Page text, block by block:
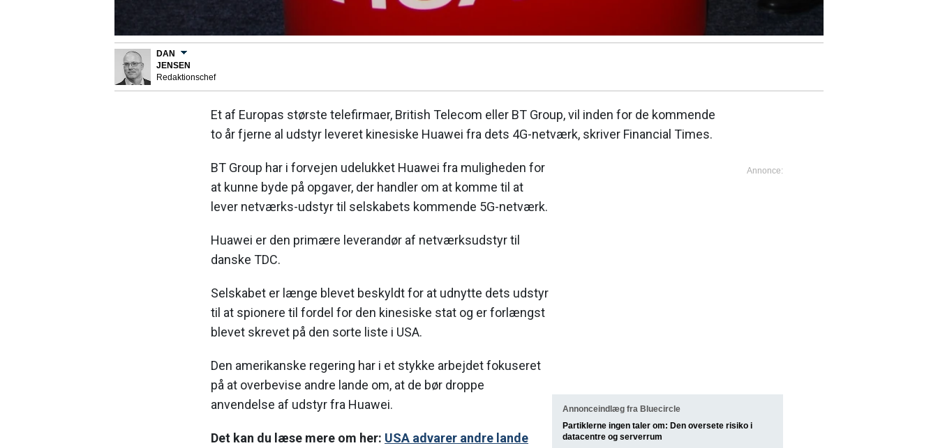
DAN
JENSEN
Redaktionschef
Annonceindlæg fra Bluecircle
Partiklerne ingen taler om: Den oversete risiko i
datacentre og serverrum
Et af Europas største telefirmaer, British Telecom eller BT Group, vil inden for de kommende
to år fjerne al udstyr leveret kinesiske Huawei fra dets 4G-netværk, skriver Financial Times.
BT Group har i forvejen udelukket Huawei fra muligheden for
at kunne byde på opgaver, der handler om at komme til at
lever netværks-udstyr til selskabets kommende 5G-netværk.
Huawei er den primære leverandør af netværksudstyr til
danske TDC.
Selskabet er længe blevet beskyldt for at udnytte dets udstyr
til at spionere til fordel for den kinesiske stat og er forlængst
blevet skrevet på den sorte liste i USA.
Den amerikanske regering har i et stykke arbejdet fokuseret
på at overbevise andre lande om, at de bør droppe
anvendelse af udstyr fra Huawei.
Det kan du læse mere om her: USA advarer andre lande